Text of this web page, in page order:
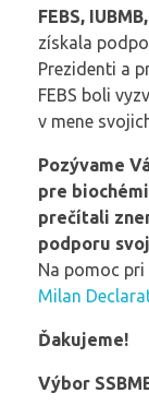
FEBS,
získala
Prezidenti a
FEBS boli
v mene
Pozývame
pre
prečítali
podporu
Na pomoc
Milan
Ďakujeme!
Výbor